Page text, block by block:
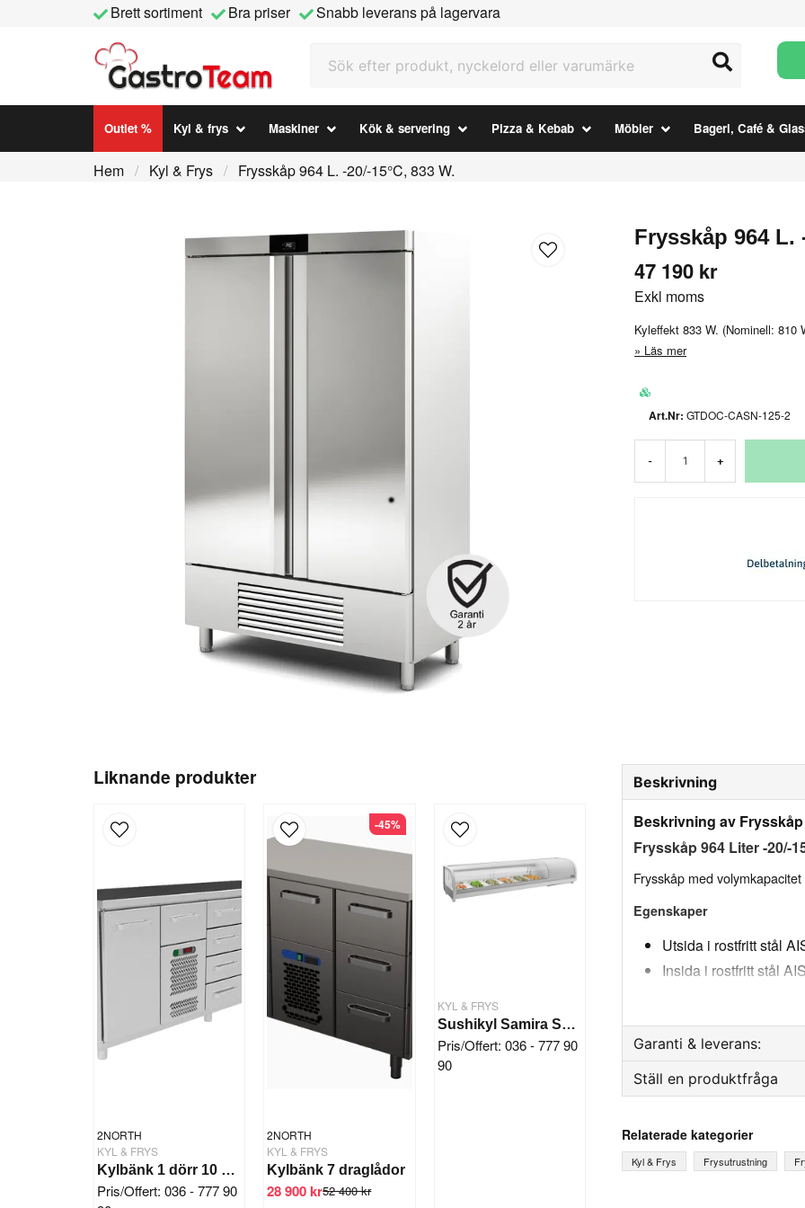
Brett sortiment Bra priser
Snabb leverans på lagervara
Outlet % Kyl & frys Maskiner Kök & servering Pizza & Kebab Möbler Bageri, Café &
Hem Kyl & Frys Frysskåp 964 L. -20/-15°C, 833 W.
Frysskåp 964 L.
47 190 kr
Exkl moms
Kyleffekt 833 W. (Nominell: 810
Läs mer
GTDOC-CASN-125-2
- +
Liknande produkter
2NORTH
KYL & FRYS
Kylbänk 1 dörr 10 draglådor
Pris/Offert: 036 - 777 90
2NORTH
KYL & FRYS
Kylbänk 7 draglådor
52 400 kr
28 900 kr
-45%
KYL & FRYS
Sushikyl Samira Saro
Pris/Offert: 036 - 777 90
90
Beskrivning
Beskrivning av Frysskåp
Frysskåp 964 Liter -20/-
Frysskåp med
Egenskaper
Utsida i rostfritt stål
Insida i rostfritt stål
Automatiskt
magnetpackning
Innerdörr i rostfritt stål
Hyllor av plastbelagd
och noll ODP-effekt
Komponenter
Garanti & leverans:
Reservdelsgaranti
Ställ en produktfråga
Fråga oss något om
Relaterade kategorier
Kyl & Frys Frysutrustning